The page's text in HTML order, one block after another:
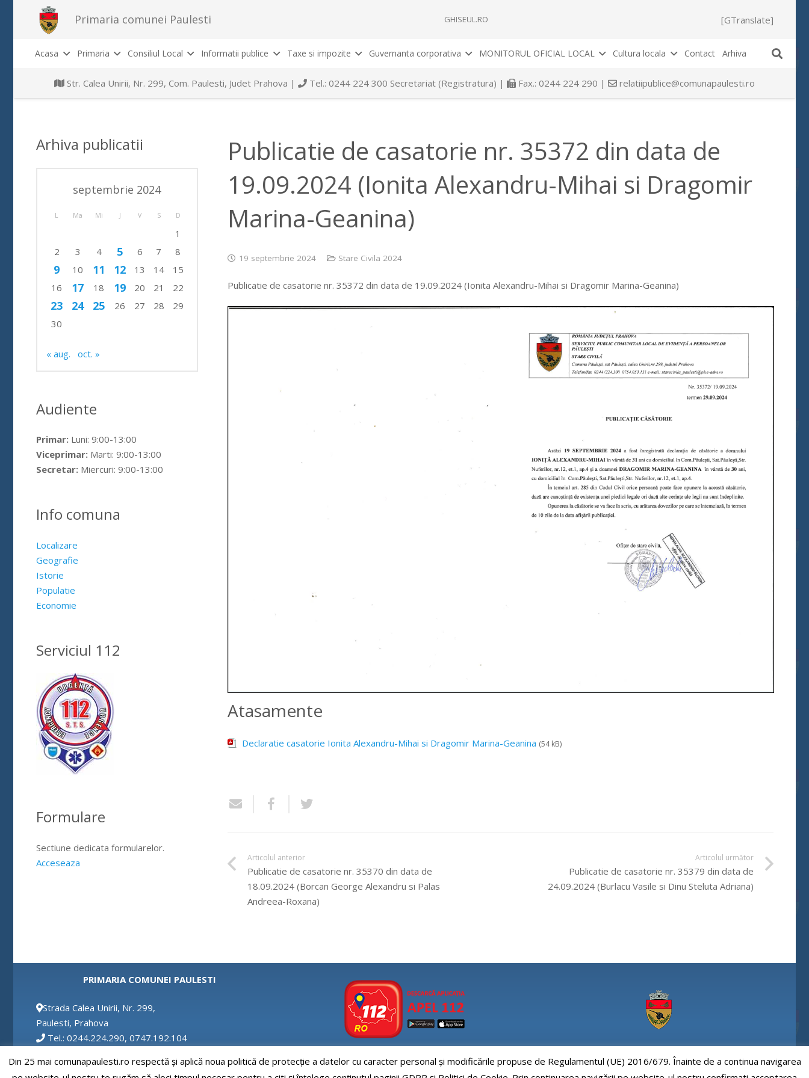
Primaria comunei Paulesti GHISEUL.RO [GTranslate]
Acasa Primaria Consiliul Local Informatii publice Taxe si impozite Guvernanta corporativa MONITORUL OFICIAL LOCAL Cultura locala Contact Arhiva
Str. Calea Unirii, Nr. 299, Com. Paulesti, Judet Prahova | Tel.: 0244 224 300 Secretariat (Registratura) | Fax.: 0244 224 290 | relatiipublice@comunapaulesti.ro
Publicatie de casatorie nr. 35372 din data de
19.09.2024 (Ionita Alexandru-Mihai si Dragomir
Marina-Geanina)
19 septembrie 2024 Stare Civila 2024
Publicatie de casatorie nr. 35372 din data de 19.09.2024 (Ionita Alexandru-Mihai si Dragomir Marina-Geanina)
Atasamente
Declaratie casatorie Ionita Alexandru-Mihai si Dragomir Marina-Geanina (54 kB)
Articolul anterior
Publicatie de casatorie nr. 35370 din data de
18.09.2024 (Borcan George Alexandru si Palas
Andreea-Roxana)
Articolul următor
Publicatie de casatorie nr. 35379 din data de
24.09.2024 (Burlacu Vasile si Dinu Steluta Adriana)
Arhiva publicatii
septembrie 2024
L Ma Mi J V S D
1
2
3 4 5 6 7 8
9 10 11 12 13 14
15
16
17 18 19 20 21 22
23 24 25 26 27 28
29
30
« aug. oct. »
Audiente
Primar:Luni: 9:00-13:00
Viceprimar:Marti: 9:00-13:00
Secretar:Miercuri: 9:00-13:00
Info comuna
Localizare
Geografie
Istorie
Populatie
Economie
Serviciul 112
Formulare
Sectiune dedicata formularelor.
Acceseaza
PRIMARIA COMUNEI PAULESTI
Strada Calea Unirii, Nr. 299,
Paulesti, Prahova
Tel.: 0244.224.290, 0747.192.104
Email: secretar@comunapaulesti.ro
Aplicatia APEL112
Din 25 mai comunapaulesti.ro respectă și aplică noua politică de protecție a datelor cu caracter personal și modificările propuse de Regulamentul (UE) 2016/679. Înainte de a continua navigarea